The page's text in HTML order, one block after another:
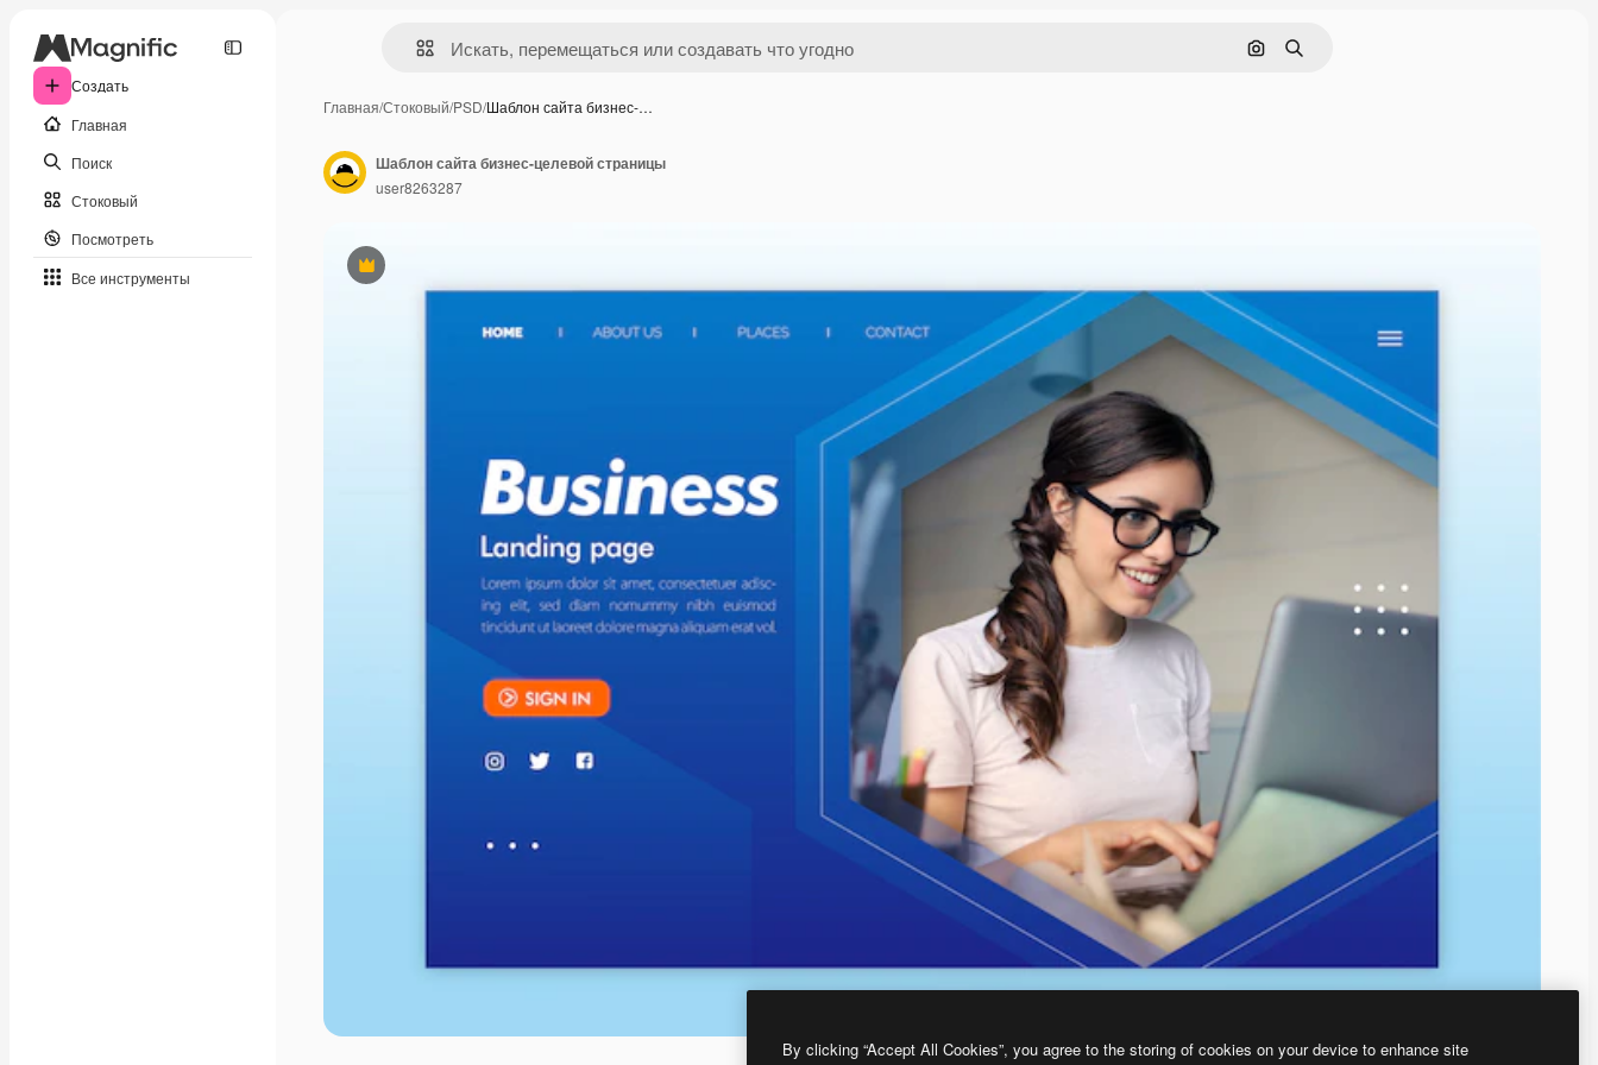
Создать
Главная
Поиск
Стоковый
Посмотреть
Все инструменты
Поиск по изображению
Поиск
Главная/Стоковый/PSD/Шаблон сайта бизнес-…
Премиум
Шаблон сайта бизнес-целевой страницы
user8263287
By clicking “Accept All Cookies”, you agree to the storing of cookies on your device to enhance site